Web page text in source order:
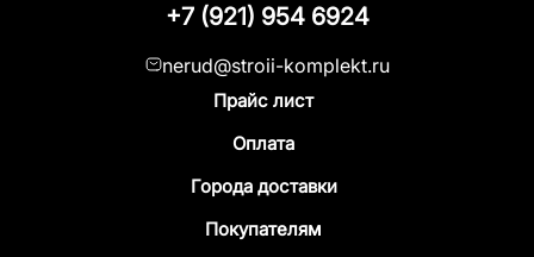
+7 (921) 954 6924
nerud@stroii-komplekt.ru
Прайс лист
Оплата
Города доставки
Покупателям